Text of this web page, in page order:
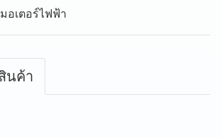
อเตอร์ไฟฟ้า
นค้า